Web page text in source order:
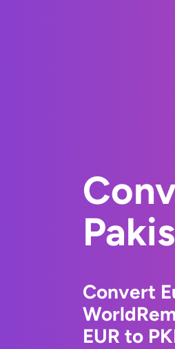
Convert
EUR to